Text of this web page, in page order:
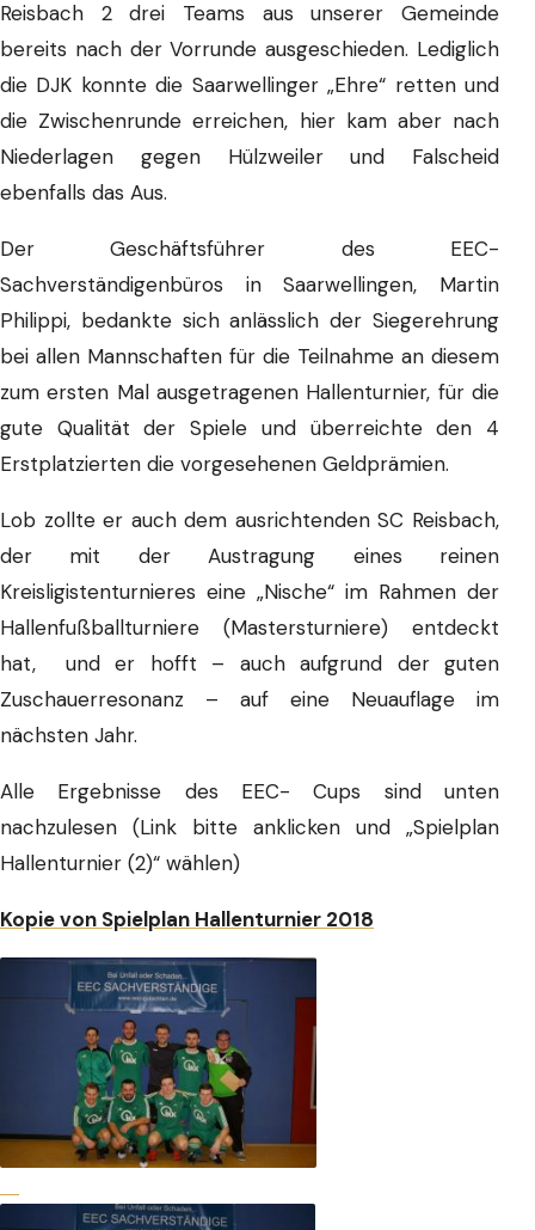
Reisbach 2 drei Teams aus unserer Gemeinde
bereits nach der Vorrunde ausgeschieden. Lediglich
die DJK konnte die Saarwellinger „Ehre“ retten und
die Zwischenrunde erreichen, hier kam aber nach
Niederlagen gegen Hülzweiler und Falscheid
ebenfalls das Aus.
Der Geschäftsführer des EEC-
Sachverständigenbüros in Saarwellingen, Martin
Philippi, bedankte sich anlässlich der Siegerehrung
bei allen Mannschaften für die Teilnahme an diesem
zum ersten Mal ausgetragenen Hallenturnier, für die
gute Qualität der Spiele und überreichte den 4
Erstplatzierten die vorgesehenen Geldprämien.
Lob zollte er auch dem ausrichtenden SC Reisbach,
der mit der Austragung eines reinen
Kreisligistenturnieres eine „Nische“ im Rahmen der
Hallenfußballturniere (Mastersturniere) entdeckt
hat, und er hofft – auch aufgrund der guten
Zuschauerresonanz – auf eine Neuauflage im
nächsten Jahr.
Alle Ergebnisse des EEC- Cups sind unten
nachzulesen (Link bitte anklicken und „Spielplan
Hallenturnier (2)“ wählen)
Kopie von Spielplan Hallenturnier 2018